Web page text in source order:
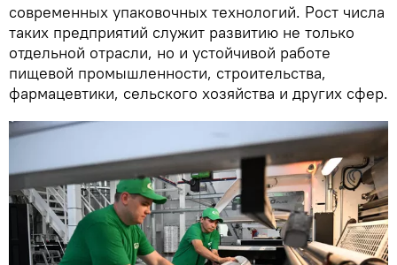
современных упаковочных технологий. Рост числа
таких предприятий служит развитию не только
отдельной отрасли, но и устойчивой работе
пищевой промышленности, строительства,
фармацевтики, сельского хозяйства и других сфер.